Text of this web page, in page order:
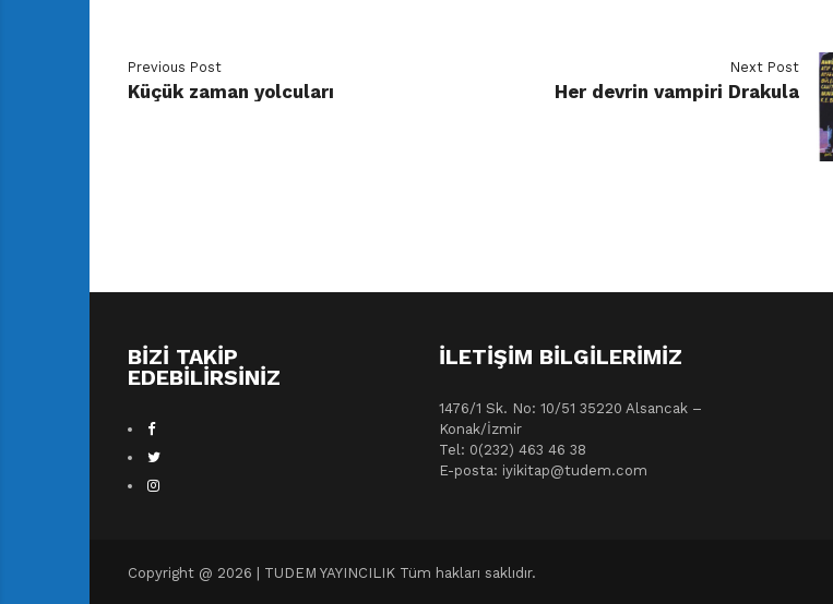
Previous Post
Küçük zaman yolcuları
Next Post
Her devrin vampiri Drakula
BIZI TAKIP
EDEBILIRSINIZ
İLETIŞIM BILGILERIMIZ
1476/1 Sk. No: 10/51 35220 Alsancak –
Konak/İzmir
Tel: 0(232) 463 46 38
E-posta: iyikitap@tudem.com
Copyright @ 2026 | TUDEM YAYINCILIK Tüm hakları saklıdır.